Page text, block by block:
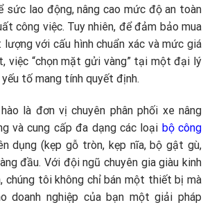
sức lao động, nâng cao mức độ an toàn
công việc. Tuy nhiên, để đảm bảo mua
với cấu hình chuẩn xác và mức giá
việc “chọn mặt gửi vàng” tại một đại lý
tố mang tính quyết định.
là đơn vị chuyên phân phối xe nâng
và cung cấp đa dạng các loại bộ công
dụng (kẹp gỗ tròn, kẹp nĩa, bộ gật gù,
đầu. Với đội ngũ chuyên gia giàu kinh
chúng tôi không chỉ bán một thiết bị mà
doanh nghiệp của bạn một giải pháp